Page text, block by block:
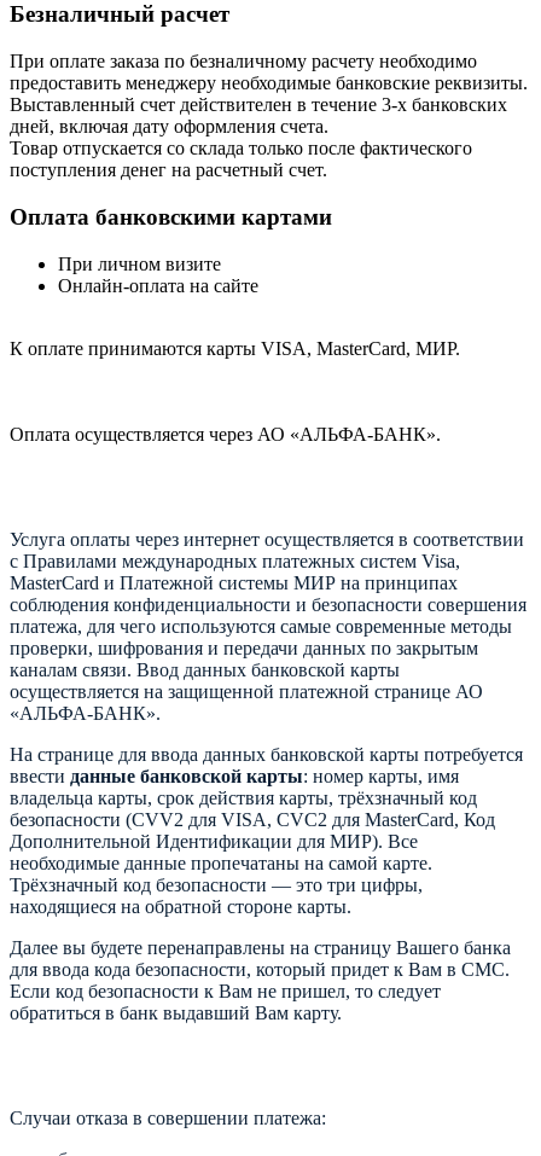
Безналичный расчет
При оплате заказа по безналичному расчету необходимо
предоставить менеджеру необходимые банковские реквизиты.
Выставленный счет действителен в течение 3-х банковских
дней, включая дату оформления cчета.
Товар отпускается со склада только после фактического
поступления денег на расчетный счет.
Оплата банковскими картами
При личном визите
Онлайн-оплата на сайте
К оплате принимаются карты VISA, MasterCard, МИР.
Оплата осуществляется через АО «АЛЬФА-БАНК».
Услуга оплаты через интернет осуществляется в соответствии
с Правилами международных платежных систем Visa,
MasterCard и Платежной системы МИР на принципах
соблюдения конфиденциальности и безопасности совершения
платежа, для чего используются самые современные методы
проверки, шифрования и передачи данных по закрытым
каналам связи. Ввод данных банковской карты
осуществляется на защищенной платежной странице АО
«АЛЬФА-БАНК».
На странице для ввода данных банковской карты потребуется
ввести данные банковской карты: номер карты, имя
владельца карты, срок действия карты, трёхзначный код
безопасности (CVV2 для VISA, CVC2 для MasterCard, Код
Дополнительной Идентификации для МИР). Все
необходимые данные пропечатаны на самой карте.
Трёхзначный код безопасности — это три цифры,
находящиеся на обратной стороне карты.
Далее вы будете перенаправлены на страницу Вашего банка
для ввода кода безопасности, который придет к Вам в СМС.
Если код безопасности к Вам не пришел, то следует
обратиться в банк выдавший Вам карту.
Случаи отказа в совершении платежа: